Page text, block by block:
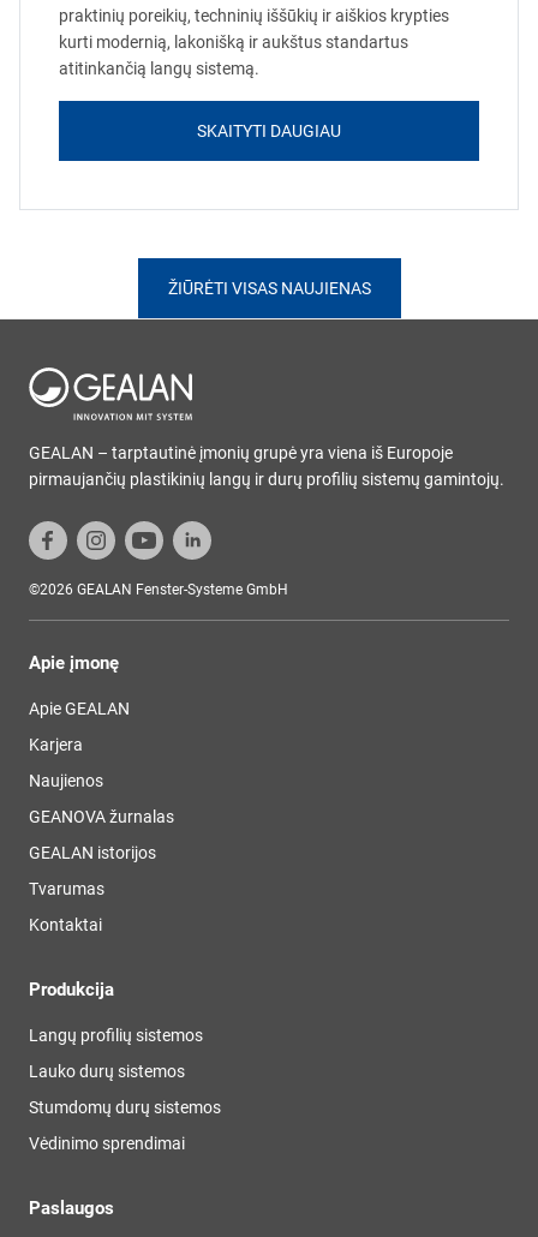
praktinių poreikių, techninių iššūkių ir aiškios krypties
kurti modernią, lakonišką ir aukštus standartus
atitinkančią langų sistemą.
SKAITYTI DAUGIAU
ŽIŪRĖTI VISAS NAUJIENAS
GEALAN – tarptautinė įmonių grupė yra viena iš Europoje
pirmaujančių plastikinių langų ir durų profilių sistemų gamintojų.
©2026 GEALAN Fenster-Systeme GmbH
Apie įmonę
Apie GEALAN
Karjera
Naujienos
GEANOVA žurnalas
GEALAN istorijos
Tvarumas
Kontaktai
Produkcija
Langų profilių sistemos
Lauko durų sistemos
Stumdomų durų sistemos
Vėdinimo sprendimai
Paslaugos